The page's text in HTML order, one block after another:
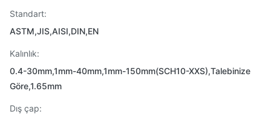
Standart:
ASTM,JIS,AISI,DIN,EN
Kalınlık:
0.4-30mm,1mm-40mm,1mm-150mm(SCH10-XXS),Talebinize
Göre,1.65mm
Dış çap: